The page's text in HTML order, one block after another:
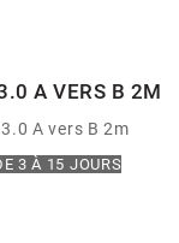
A VERS B 2M
A vers B 2m
3 À 15 JOURS